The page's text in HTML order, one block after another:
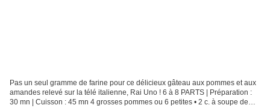
Pas un seul gramme de farine pour ce délicieux gâteau aux pommes et aux
amandes relevé sur la télé italienne, Rai Uno ! 6 à 8 PARTS | Préparation :
30 mn | Cuisson : 45 mn 4 grosses pommes ou 6 petites • 2 c. à soupe de